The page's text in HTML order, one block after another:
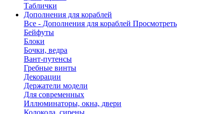
Таблички
Дополнения для кораблей
Все - Дополнения для кораблей Просмотреть
Бейфуты
Блоки
Бочки, ведра
Вант-путенсы
Гребные винты
Декорации
Держатели модели
Для современных
Иллюминаторы, окна, двери
Колокола, сирены